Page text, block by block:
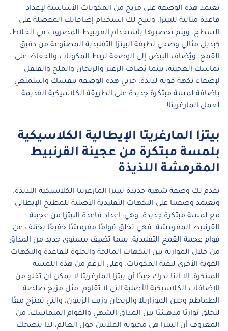
تعتمد هذه الوصفة على مزيج من المكونات الأساسية لإعداد
قاعدة مثالية للبيتزا، وتتيح لك استخدام إضافاتك المفضلة على
السطح. ويتم تحضيرها باستخدام القرنبيط المضروب في الخلاط،
كبديل مثالي وصحي لطبقة البيتزا التقليدية المصنوعة من دقيق
القمح. ويُضاف البيض إلى الوصفة لربط المكونات والحفاظ على
تماسك العجينة، بينما يُضاف الزعتر والريحان والملح والفلفل
لإضفاء نكهة قوية لذيذة. جربي هذه الوصفة بنفسك واستمتعي
بإضافة لمسة مبتكرة جديدة على الطريقة الكلاسيكية القديمة
لعمل المارغريتا!
بيتزا المارغريتا الإيطالية الكلاسيكية
بلمسة مبتكرة من عجينة القرنبيط
المقرمشة اللذيذة
نقدم لك وصفة شهية جديدة لبيتزا المارغريتا الكلاسيكية اللذيذة.
وتعتمد وصفتنا على النكهات التقليدية الأصلية للمطبخ الإيطالي
مع لمسة مبتكرة جديدة، وهي: إعداد قاعدة البيتزا من عجينة
القرنبيط المقرمشة. فهي تخلق قوامًا مقرمشًا خفيفًا يختلف عن
قوام عجينة القمح التقليدية، بينما تضيف مستوى جديد من المذاق
من خلال الموازنة بين النكهات المالحة والحلوة للقاعدة والنكهات
القوية الأخرى لبقية المكونات. وعلى الرغم من هذه اللمسة
المبتكرة، إلا أننا ندرك جيدًا أن بيتزا المارغريتا لا يمكن أن تخلو من
الإضافات الكلاسيكية الأصلية التي لا تقاوم، مثل مزيج صلصة
الطماطم وجبن الموزاريلا والريحان وزيت الزيتون، والتي تمتزج معًا
لتخلق توازنًا مدهشًا بين المذاق الشهي والقوام المتماسك. من
المعروف أن البيتزا هي محبوبة الملايين حول العالم، لذا ننصحك